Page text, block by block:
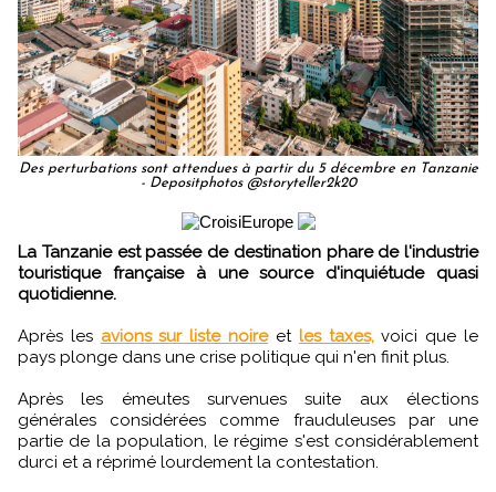
Des perturbations sont attendues à partir du 5 décembre en Tanzanie
- Depositphotos @storyteller2k20
La Tanzanie est passée de destination phare de l'industrie
touristique française à une source d'inquiétude quasi
quotidienne.
Après les avions sur liste noireet les taxes,voici que le
pays plonge dans une crise politique qui n'en finit plus.
Après les émeutes survenues suite aux élections
générales considérées comme frauduleuses par une
partie de la population, le régime s'est considérablement
durci et a réprimé lourdement la contestation.